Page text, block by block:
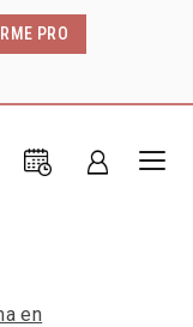
PRO
en